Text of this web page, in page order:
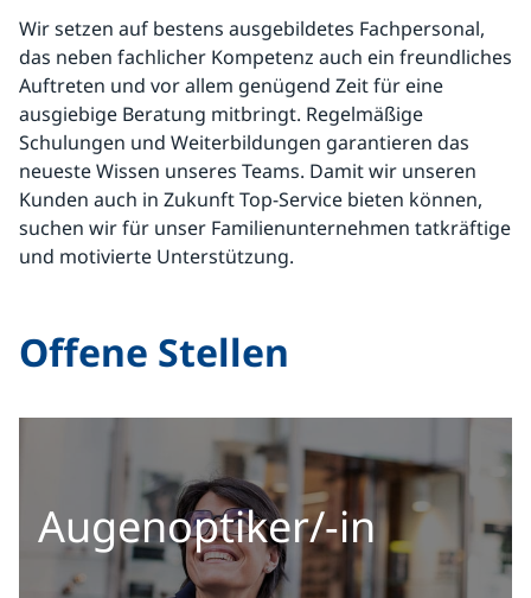
Wir setzen auf bestens ausgebildetes Fachpersonal,
das neben fachlicher Kompetenz auch ein freundliches
Auftreten und vor allem genügend Zeit für eine
ausgiebige Beratung mitbringt. Regelmäßige
Schulungen und Weiterbildungen garantieren das
neueste Wissen unseres Teams. Damit wir unseren
Kunden auch in Zukunft Top-Service bieten können,
suchen wir für unser Familienunternehmen tatkräftige
und motivierte Unterstützung.
Offene Stellen
Augenoptiker/-in